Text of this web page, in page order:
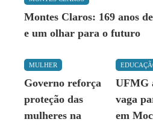
Montes Claros: 169 anos
e um olhar para o futuro
MULHER
Governo reforça
proteção das
mulheres na
UFMG
vaga
em Moc